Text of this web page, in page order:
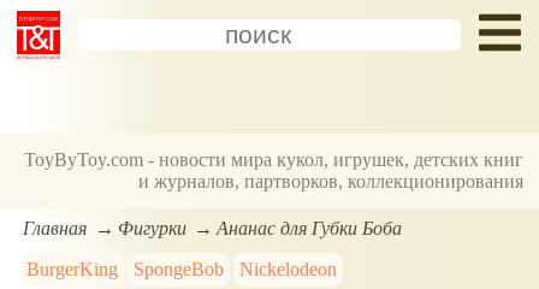
ToyByToy.com - новости мира кукол, игрушек, детских книг
и журналов, партворков, коллекционирования
Главная Фигурки
Ананас для Губки Боба
BurgerKing
SpongeBob
Nickelodeon